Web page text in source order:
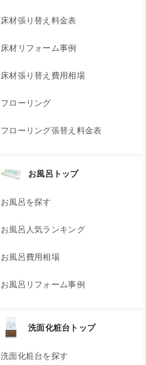
床材張り替え料金表
床材リフォーム事例
床材張り替え費用相場
フローリング
フローリング張替え料金表
お風呂トップ
お風呂を探す
お風呂人気ランキング
お風呂費用相場
お風呂リフォーム事例
洗面化粧台トップ
洗面化粧台を探す